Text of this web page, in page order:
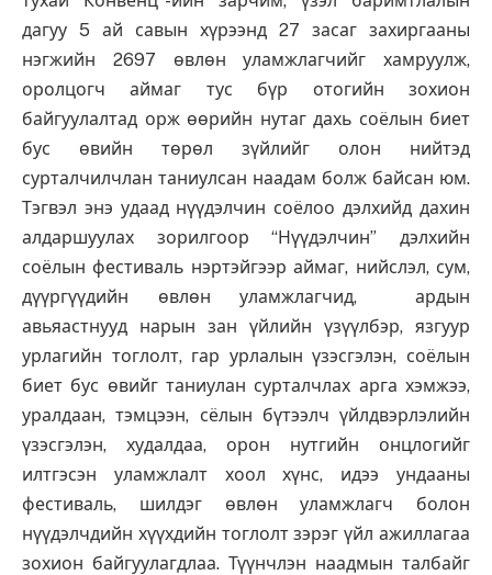
дагуу 5 ай савын хүрээнд 27 засаг захиргааны
нэгжийн 2697 өвлөн уламжлагчийг хамруулж,
оролцогч аймаг тус бүр отогийн зохион
байгуулалтад орж өөрийн нутаг дахь соёлын биет
бус өвийн төрөл зүйлийг олон нийтэд
сурталчилчлан таниулсан наадам болж байсан юм.
Тэгвэл энэ удаад нүүдэлчин соёлоо дэлхийд дахин
алдаршуулах зорилгоор “Нүүдэлчин” дэлхийн
соёлын фестиваль нэртэйгээр аймаг, нийслэл, сум,
дүүргүүдийн өвлөн уламжлагчид, ардын
авьяастнууд нарын зан үйлийн үзүүлбэр, язгуур
урлагийн тоглолт, гар урлалын үзэсгэлэн, соёлын
биет бус өвийг таниулан сурталчлах арга хэмжээ,
уралдаан, тэмцээн, сёлын бүтээлч үйлдвэрлэлийн
үзэсгэлэн, худалдаа, орон нутгийн онцлогийг
илтгэсэн уламжлалт хоол хүнс, идээ ундааны
фестиваль, шилдэг өвлөн уламжлагч болон
нүүдэлчдийн хүүхдийн тоглолт зэрэг үйл ажиллагаа
зохион байгуулагдлаа. Түүнчлэн наадмын талбайг